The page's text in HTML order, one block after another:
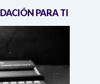
PARA TI